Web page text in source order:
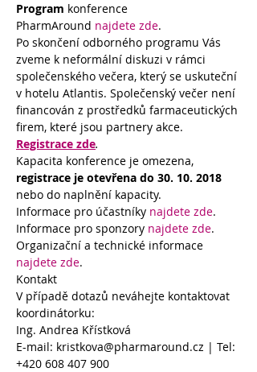
Program konference
PharmAround najdete zde.
Po skončení odborného programu Vás
zveme k neformální diskuzi v rámci
společenského večera, který se uskuteční
v hotelu Atlantis. Společenský večer není
financován z prostředků farmaceutických
firem, které jsou partnery akce.
Registrace zde.
Kapacita konference je omezena,
registrace je otevřena do 30. 10. 2018
nebo do naplnění kapacity.
Informace pro účastníky najdete zde.
Informace pro sponzory najdete zde.
Organizační a technické informace
najdete zde.
Kontakt
V případě dotazů neváhejte kontaktovat
koordinátorku:
Ing. Andrea Křístková
E-mail: kristkova@pharmaround.cz | Tel:
+420 608 407 900